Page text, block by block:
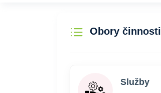
Obory činnosti
Služby